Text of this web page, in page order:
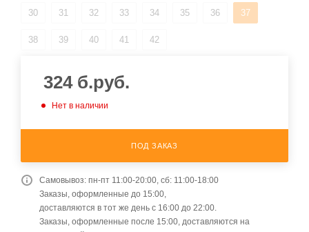
30
31 32 33 34 35 36 37
38 39 40 41 42
324б.руб.
Нет в наличии
ПОД ЗАКАЗ
Самовывоз: пн-пт 11:00-20:00, сб: 11:00-18:00
Заказы, оформленные до 15:00,
доставляются в тот же день с 16:00 до 22:00.
Заказы, оформленные после 15:00, доставляются на